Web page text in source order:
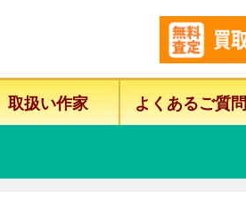
取扱い作家 よくあるご質問